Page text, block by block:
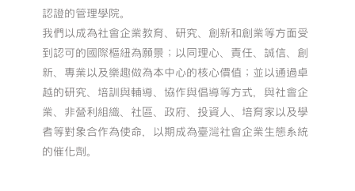
認證的管理學院。
我們以成為社會企業教育、研究、創新和創業等方面受
到認可的國際樞紐為願景；以同理心、責任、誠信、創
新、專業以及樂趣做為本中心的核心價值；並以通過卓
越的研究、培訓與輔導、協作與倡導等方式，與社會企
業、非營利組織、社區、政府、投資人、培育家以及學
者等對象合作為使命，以期成為臺灣社會企業生態系統
的催化劑。